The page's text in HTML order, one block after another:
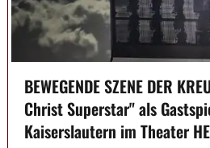
BEWEGENDE SZENE DER
Christ Superstar" als
Kaiserslautern im Theater